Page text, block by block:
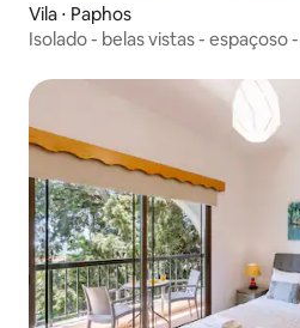
Vila ⋅ Paphos
Isolado - belas vistas - espaçoso